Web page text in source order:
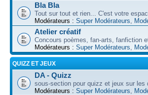
Bla Bla
Tout sur tout et rien... C'est votre
Modérateurs : Super Modérateurs
Atelier créatif
Concours poèmes, fan-arts, fanfiction
Modérateurs : Super Modérateurs
QUIZZ ET JEUX
DA - Quizz
sous-section pour quizz et jeux sur les
Modérateurs : Super Modérateurs